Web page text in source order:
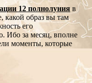
12 полнолуния в
какой образ вы там
его
Ибо за месяц, вполне
моменты, которые